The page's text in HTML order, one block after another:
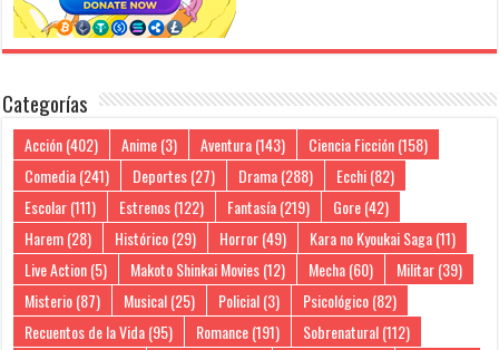
Categorías
Acción(402) Anime(3) Aventura(143) Ciencia Ficción(158)
Comedia(241) Deportes(27) Drama(288) Ecchi(82)
Escolar(111) Estrenos(122) Fantasía(219) Gore(42)
Harem(28) Histórico(29) Horror(49) Kara no Kyoukai Saga(11)
Live Action(5) Makoto Shinkai Movies(12) Mecha(60) Militar(39)
Misterio(87) Musical(25) Policial(3) Psicológico(82)
Recuentos de la Vida(95) Romance(191) Sobrenatural(112)